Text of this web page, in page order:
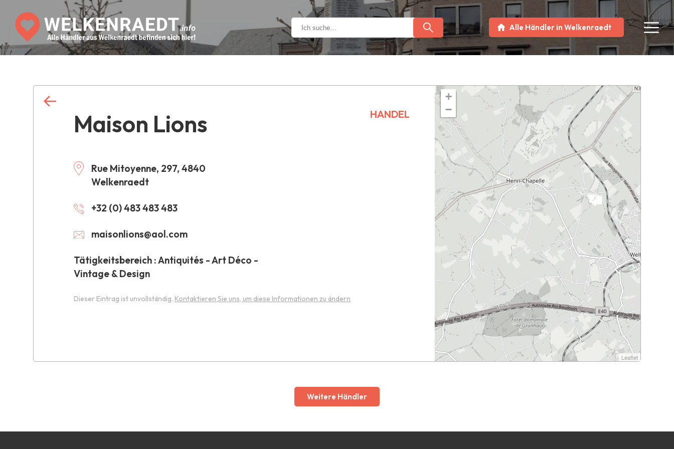
Alle Händler in Welkenraedt
Maison Lions
Rue Mitoyenne, 297, 4840
Welkenraedt
+32 (0) 483 483 483
maisonlions@aol.com
Tätigkeitsbereich : Antiquités - Art Déco -
Vintage & Design
HANDEL
Dieser Eintrag ist unvollständig. Kontaktieren Sie uns, um diese Informationen zu ändern
+
−
Leaflet
Weitere Händler